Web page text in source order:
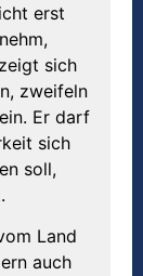
erst
sich
zweifeln
Er darf
sich
soll,
Land
auch